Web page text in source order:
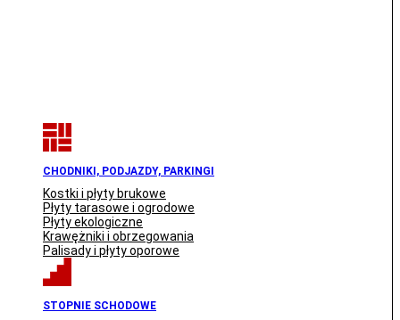
CHODNIKI, PODJAZDY, PARKINGI
Kostki i płyty brukowe
Płyty tarasowe i ogrodowe
Płyty ekologiczne
Krawężniki i obrzegowania
Palisady i płyty oporowe
STOPNIE SCHODOWE